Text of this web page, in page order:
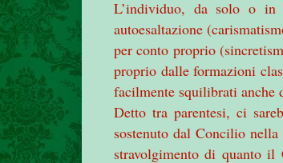
L’individuo, da solo o in
autoesaltazione
per conto proprio
proprio dalle formazioni
facilmente squilibrati anche
Detto tra parentesi, ci
sostenuto dal Concilio
stravolgimento di quanto